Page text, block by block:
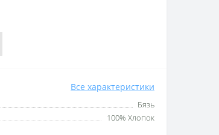
Все характеристики
Бязь
100% Хлопок